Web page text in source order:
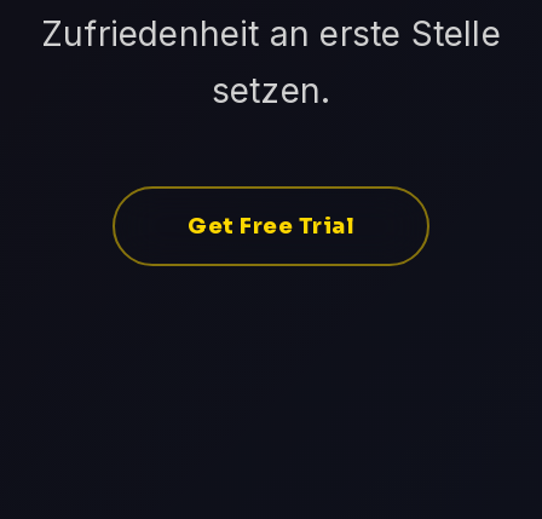
Zufriedenheit an erste Stelle
setzen.
Get Free Trial